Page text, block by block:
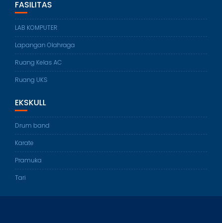
FASILITAS
LAB KOMPUTER
Lapangan Olahraga
Ruang Kelas AC
Ruang UKS
EKSKULL
Drum band
Karate
Pramuka
Tari